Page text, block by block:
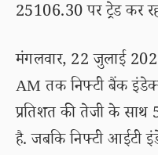
25106.30 पर ट्रेड कर
मंगलवार, 22 जुलाई
AM तक निफ्टी बैंक
प्रतिशत की तेजी के साथ
है. जबकि निफ्टी आईटी